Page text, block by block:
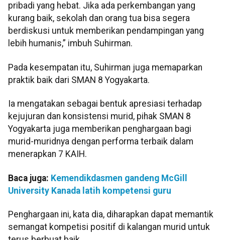
pribadi yang hebat. Jika ada perkembangan yang
kurang baik, sekolah dan orang tua bisa segera
berdiskusi untuk memberikan pendampingan yang
lebih humanis,” imbuh Suhirman.
Pada kesempatan itu, Suhirman juga memaparkan
praktik baik dari SMAN 8 Yogyakarta.
Ia mengatakan sebagai bentuk apresiasi terhadap
kejujuran dan konsistensi murid, pihak SMAN 8
Yogyakarta juga memberikan penghargaan bagi
murid-muridnya dengan performa terbaik dalam
menerapkan 7 KAIH.
Baca juga: Kemendikdasmen gandeng McGill
University Kanada latih kompetensi guru
Penghargaan ini, kata dia, diharapkan dapat memantik
semangat kompetisi positif di kalangan murid untuk